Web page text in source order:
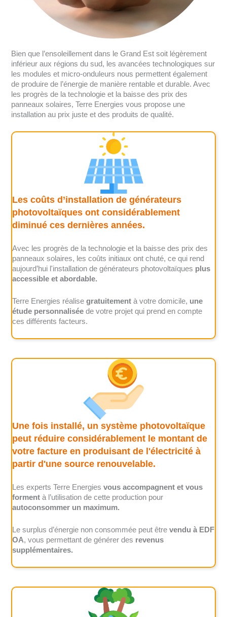
Bien que l’ensoleillement dans le Grand Est soit légèrement
inférieur aux régions du sud, les avancées technologiques sur
les modules et micro-onduleurs nous permettent également
de produire de l’énergie de manière rentable et durable. Avec
les progrès de la technologie et la baisse des prix des
panneaux solaires, Terre Energies vous propose une
installation au prix juste et des produits de qualité.
Les coûts d’installation de générateurs
photovoltaïques ont considérablement
diminué ces dernières années.
Avec les progrès de la technologie et la baisse des prix des
panneaux solaires, les coûts initiaux ont chuté, ce qui rend
aujourd’hui l'installation de générateurs photovoltaïques plus
accessible et abordable.
Terre Energies réalisegratuitement à votre domicile, une
étude personnalisée de votre projet qui prend en compte
ces différents facteurs.
Une fois installé, un système photovoltaïque
peut réduire considérablement le montant de
votre facture en produisant de l'électricité à
partir d'une source renouvelable.
Les experts Terre Energiesvous accompagnent et vous
forment à l’utilisation de cette production pour
autoconsommer un maximum.
Le surplus d’énergie non consommée peut êtrevendu à EDF
OA, vous permettant de générer des revenus
supplémentaires.